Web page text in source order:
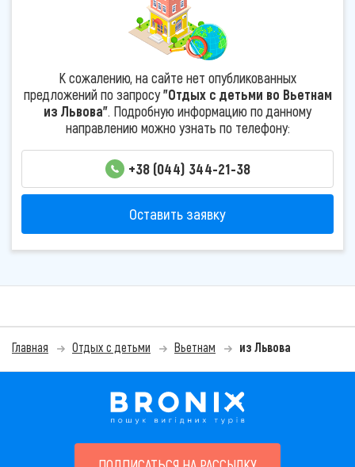
К сожалению, на сайте нет опубликованных
предложений по запросу"Отдых с детьми во Вьетнам
из Львова". Подробную информацию по данному
направлению можно узнать по телефону:
+38 (044) 344-21-38
Оставить заявку
Главная Отдых с детьми Вьетнам из Львова